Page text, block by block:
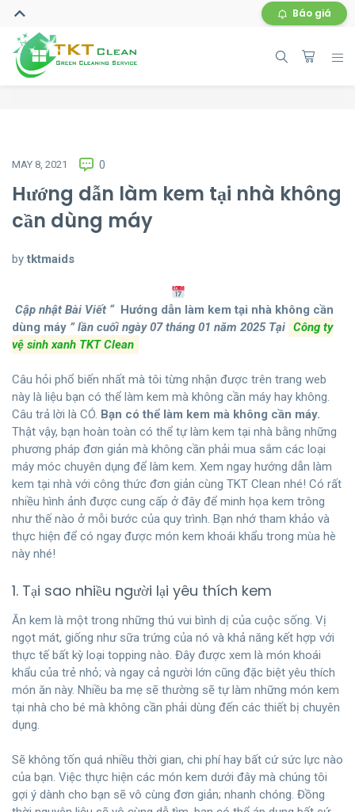
Báo giá
MAY 8, 2021 0
Hướng dẫn làm kem tại nhà không
cần dùng máy
by tktmaids
Cập nhật Bài Viết “Hướng dẫn làm kem tại nhà không cần
dùng máy ” lần cuối ngày 07 tháng 01 năm 2025 Tại Công ty
vệ sinh xanh TKT Clean
Câu hỏi phổ biến nhất mà tôi từng nhận được trên trang web
này là liệu bạn có thể làm kem mà không cần máy hay không.
Câu trả lời là CÓ. Bạn có thể làm kem mà không cần máy.
Thật vậy, bạn hoàn toàn có thể tự làm kem tại nhà bằng những
phương pháp đơn giản mà không cần phải mua sắm các loại
máy móc chuyên dụng để làm kem. Xem ngay hướng dẫn làm
kem tại nhà với công thức đơn giản cùng TKT Clean nhé! Có rất
nhiều hình ảnh được cung cấp ở đây để minh họa kem trông
như thế nào ở mỗi bước của quy trình. Bạn nhớ tham khảo và
thực hiện để có ngay được món kem khoái khẩu trong mùa hè
này nhé!
1. Tại sao nhiều người lại yêu thích kem
Ăn kem là một trong những thú vui bình dị của cuộc sống. Vị
ngọt mát, giống như sữa trứng của nó và khả năng kết hợp với
thực tế bất kỳ loại topping nào. Đây được xem là món khoái
khẩu của trẻ nhỏ; và ngay cả người lớn cũng đặc biệt yêu thích
món ăn này. Nhiều ba mẹ sẽ thường sẽ tự làm những món kem
tại nhà cho bé mà không cần phải dùng đến các thiết bị chuyên
dụng.
Sẽ không tốn quá nhiều thời gian, chi phí hay bất cứ sức lực nào
của bạn. Việc thực hiện các món kem dưới đây mà chúng tôi
gợi ý dành cho bạn sẽ vô cùng đơn giản; nhanh chóng. Đồng